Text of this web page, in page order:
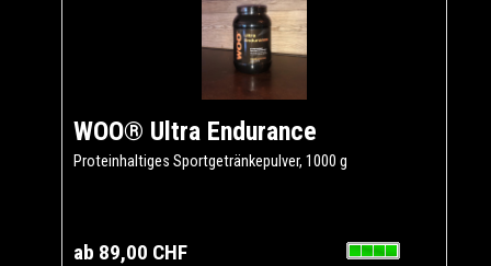
WOO® Ultra Endurance
Proteinhaltiges Sportgetränkepulver, 1000 g
ab 89,00 CHF